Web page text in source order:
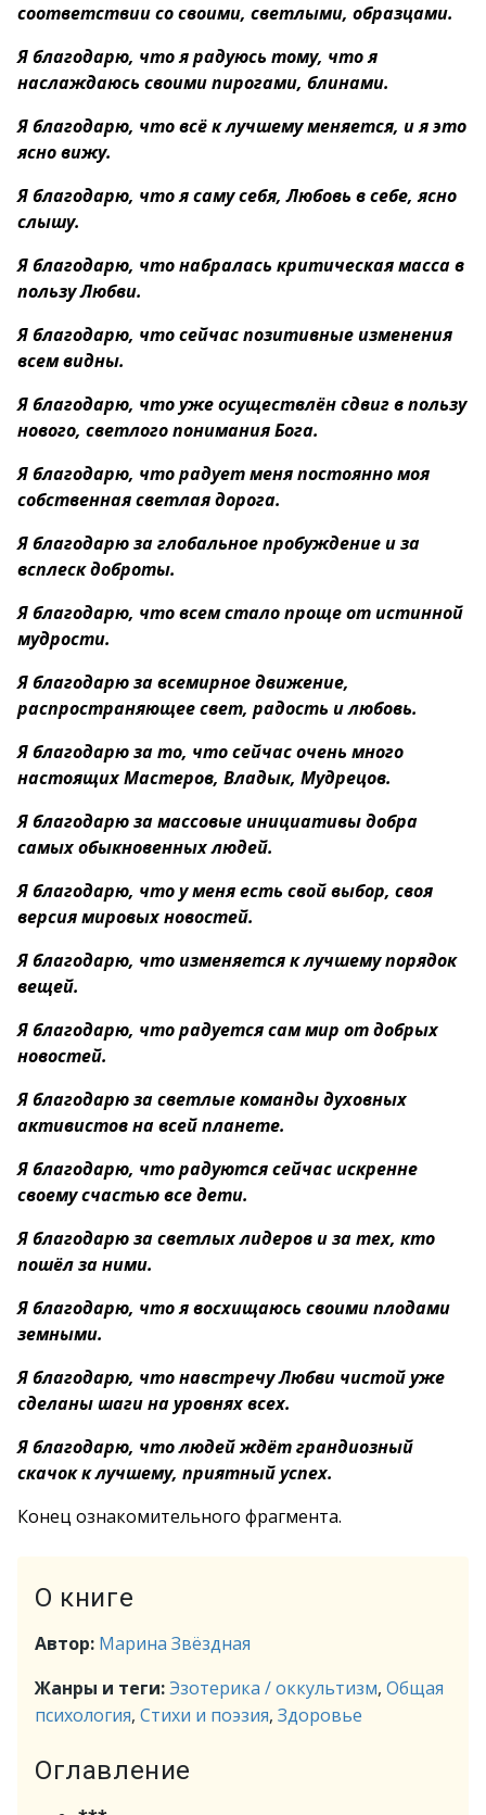
соответствии со своими, светлыми, образцами.
Я благодарю, что я радуюсь тому, что я
наслаждаюсь своими пирогами, блинами.
Я благодарю, что всё к лучшему меняется, и я это
ясно вижу.
Я благодарю, что я саму себя, Любовь в себе, ясно
слышу.
Я благодарю, что набралась критическая масса в
пользу Любви.
Я благодарю, что сейчас позитивные изменения
всем видны.
Я благодарю, что уже осуществлён сдвиг в пользу
нового, светлого понимания Бога.
Я благодарю, что радует меня постоянно моя
собственная светлая дорога.
Я благодарю за глобальное пробуждение и за
всплеск доброты.
Я благодарю, что всем стало проще от истинной
мудрости.
Я благодарю за всемирное движение,
распространяющее свет, радость и любовь.
Я благодарю за то, что сейчас очень много
настоящих Мастеров, Владык, Мудрецов.
Я благодарю за массовые инициативы добра
самых обыкновенных людей.
Я благодарю, что у меня есть свой выбор, своя
версия мировых новостей.
Я благодарю, что изменяется к лучшему порядок
вещей.
Я благодарю, что радуется сам мир от добрых
новостей.
Я благодарю за светлые команды духовных
активистов на всей планете.
Я благодарю, что радуются сейчас искренне
своему счастью все дети.
Я благодарю за светлых лидеров и за тех, кто
пошёл за ними.
Я благодарю, что я восхищаюсь своими плодами
земными.
Я благодарю, что навстречу Любви чистой уже
сделаны шаги на уровнях всех.
Я благодарю, что людей ждёт грандиозный
скачок к лучшему, приятный успех.
Конец ознакомительного фрагмента.
О книге
Автор: Марина Звёздная
Жанры и теги:Эзотерика / оккультизм, Общая
психология, Стихи и поэзия, Здоровье
Оглавление